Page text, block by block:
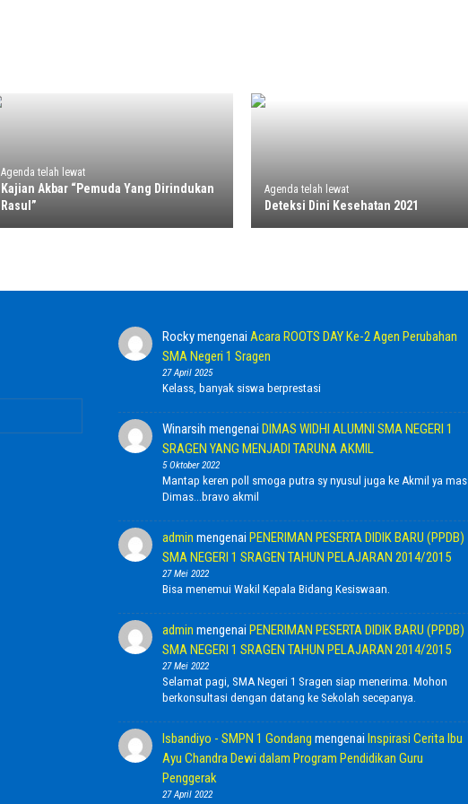
Agenda telah lewat
Kajian Akbar “Pemuda Yang Dirindukan
Rasul”
Agenda telah lewat
Deteksi Dini Kesehatan 2021
RockymengenaiAcara ROOTS DAY Ke-2 Agen Perubahan
SMA Negeri 1 Sragen
27 April 2025
Kelass, banyak siswa berprestasi
Winarsih mengenaiDIMAS WIDHI ALUMNI SMA NEGERI 1
SRAGEN YANG MENJADI TARUNA AKMIL
5 Oktober 2022
Mantap keren poll smoga putra sy nyusul juga ke Akmil ya mas
Dimas...bravo akmil
admin mengenaiPENERIMAN PESERTA DIDIK BARU (PPDB)
SMA NEGERI 1 SRAGEN TAHUN PELAJARAN 2014/2015
27 Mei 2022
Bisa menemui Wakil Kepala Bidang Kesiswaan.
admin mengenaiPENERIMAN PESERTA DIDIK BARU (PPDB)
SMA NEGERI 1 SRAGEN TAHUN PELAJARAN 2014/2015
27 Mei 2022
Selamat pagi, SMA Negeri 1 Sragen siap menerima. Mohon
berkonsultasi dengan datang ke Sekolah secepanya.
Isbandiyo - SMPN 1 Gondang mengenaiInspirasi Cerita Ibu
Ayu Chandra Dewi dalam Program Pendidikan Guru
Penggerak
27 April 2022